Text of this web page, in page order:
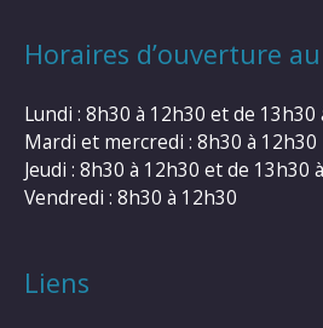
Horaires d’ouverture
Lundi : 8h30 à 12h30 et de 13h30
Mardi et mercredi : 8h30 à 12h30
Jeudi : 8h30 à 12h30 et de 13h30
Vendredi : 8h30 à 12h30
Liens